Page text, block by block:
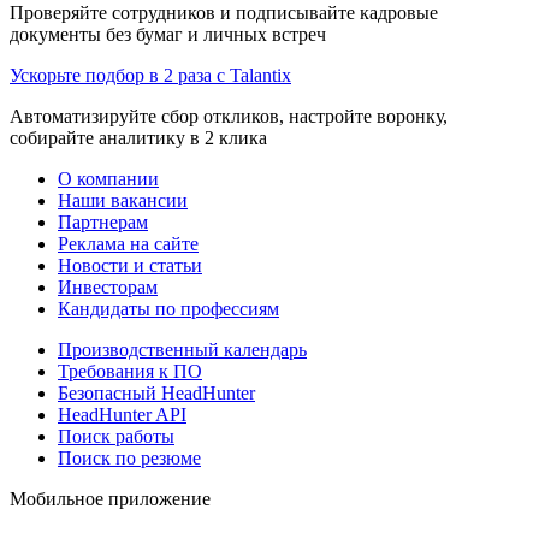
Проверяйте сотрудников и подписывайте кадровые
документы без бумаг и личных встреч
Ускорьте подбор в 2 раза с Talantix
Автоматизируйте сбор откликов, настройте воронку,
собирайте аналитику в 2 клика
О компании
Наши вакансии
Партнерам
Реклама на сайте
Новости и статьи
Инвесторам
Кандидаты по профессиям
Производственный календарь
Требования к ПО
Безопасный HeadHunter
HeadHunter API
Поиск работы
Поиск по резюме
Мобильное приложение